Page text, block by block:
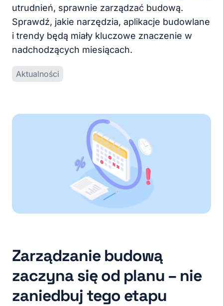
utrudnień, sprawnie zarządzać budową.
Sprawdź, jakie narzędzia, aplikacje budowlane
i trendy będą miały kluczowe znaczenie w
nadchodzących miesiącach.
Aktualności
Zarządzanie budową
zaczyna się od planu – nie
zaniedbuj tego etapu